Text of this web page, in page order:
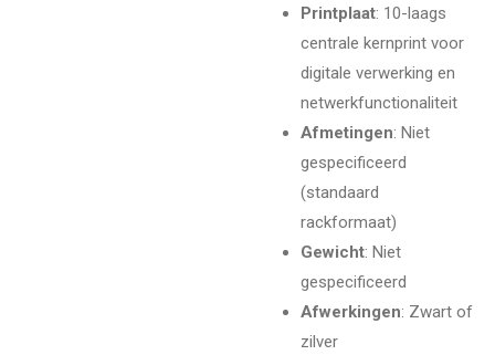
Printplaat: 10-laags
centrale kernprint voor
digitale verwerking en
netwerkfunctionaliteit
Afmetingen: Niet
gespecificeerd
(standaard
rackformaat)
Gewicht: Niet
gespecificeerd
Afwerkingen: Zwart of
zilver